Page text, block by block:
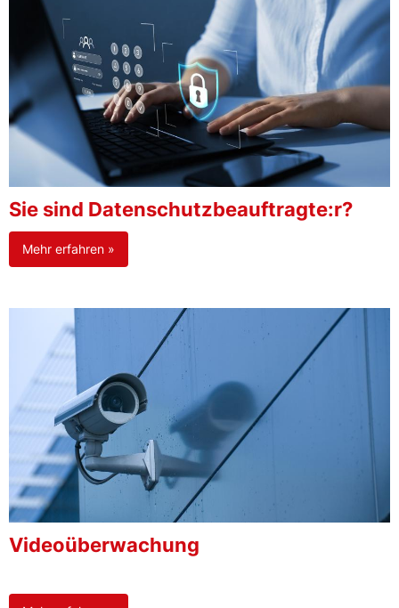
Sie sind Datenschutzbeauftragte:r?
Mehr erfahren »
Videoüberwachung